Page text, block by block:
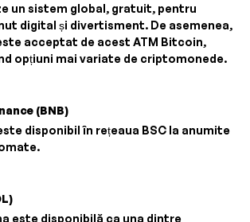
un sistem global, gratuit, pentru
digital și divertisment. De asemenea,
acceptat de acest ATM Bitcoin,
opțiuni mai variate de criptomonede.
(BNB)
disponibil în rețeaua BSC la anumite
este disponibilă ca una dintre